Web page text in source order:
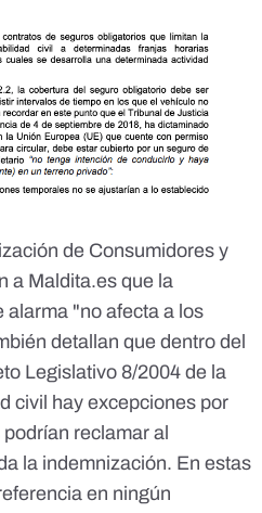
de Consumidores y
a Maldita.es que la
alarma "no afecta a los
detallan que dentro del
Legislativo 8/2004 de la
civil hay excepciones por
reclamar al
la indemnización. En estas
en ningún